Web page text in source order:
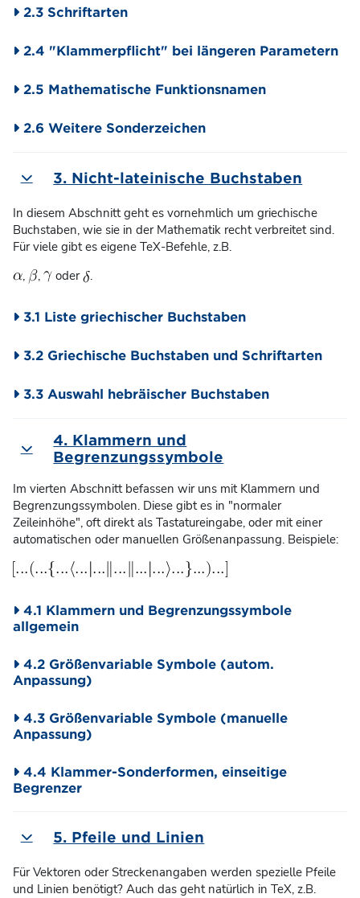
2.3 Schriftarten
2.4 "Klammerpflicht" bei längeren Parametern
2.5 Mathematische Funktionsnamen
2.6 Weitere Sonderzeichen
Einklappen3. Nicht-lateinische Buchstaben
In diesem Abschnitt geht es vornehmlich um griechische
Buchstaben, wie sie in der Mathematik recht verbreitet sind.
Für viele gibt es eigene TeX-Befehle, z.B.
,
, oder .
3.1 Liste griechischer Buchstaben
3.2 Griechische Buchstaben und Schriftarten
3.3 Auswahl hebräischer Buchstaben
Einklappen
4. Klammern und
Begrenzungssymbole
Im vierten Abschnitt befassen wir uns mit Klammern und
Begrenzungssymbolen. Diese gibt es in "normaler
Zeileinhöhe", oft direkt als Tastatureingabe, oder mit einer
automatischen oder manuellen Größenanpassung. Beispiele:
4.1 Klammern und Begrenzungssymbole
allgemein
4.2 Größenvariable Symbole (autom.
Anpassung)
4.3 Größenvariable Symbole (manuelle
Anpassung)
4.4 Klammer-Sonderformen, einseitige
Begrenzer
Einklappen5. Pfeile und Linien
Für Vektoren oder Streckenangaben werden spezielle Pfeile
und Linien benötigt? Auch das geht natürlich in TeX, z.B.